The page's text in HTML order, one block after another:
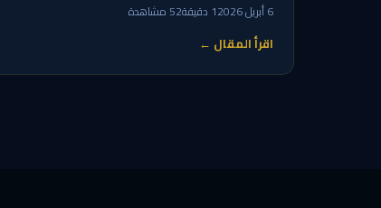
6 أبريل 2026 1 دقيقة 52 مشاهدة
اقرأ المقال ←